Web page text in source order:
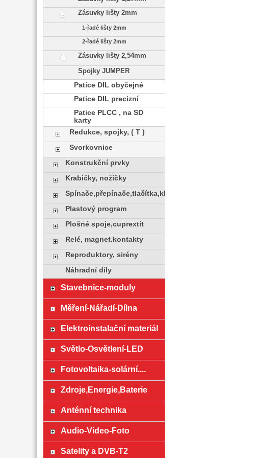
Zásuvky lišty 2mm
1-řadé lišty 2mm
2-řadé lišty 2mm
Zásuvky lišty 2,54mm
Spojky JUMPER
Patice DIL obyčejné
Patice DIL precizní
Patice PLCC , na SD
karty
Redukce, spojky, ( T )
Svorkovnice
Konstrukční prvky
Krabičky, nožičky
Spínače,přepínače,tlačítka,klávesy
Plastový program
Plošné spoje,cuprextit
Relé, magnet.kontakty
Reproduktory, sirény
Náhradní díly
Stavebnice-moduly
Měření-Nářadí-Dílna
Elektroinstalační materiál
Světlo-Osvětlení-LED
Fotovoltaika-solární....
Zdroje,Energie,Baterie
Anténní technika
Audio-Video-Foto
Satelity a DVB-T2